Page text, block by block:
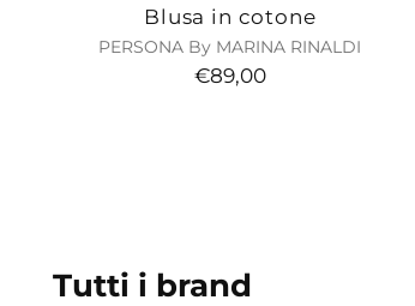
Blusa in cotone
PERSONA By MARINA RINALDI
€89,00
Tutti i brand